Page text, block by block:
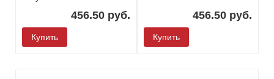
456.50 руб.
Купить
456.50 руб.
Купить